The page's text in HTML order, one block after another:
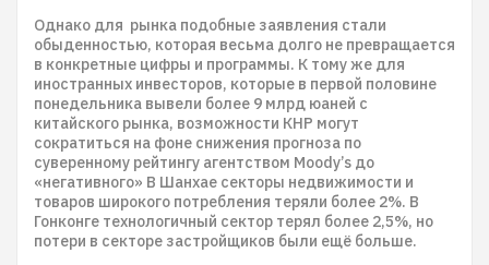
Однако для рынка подобные заявления стали
обыденностью, которая весьма долго не превращается
в конкретные цифры и программы. К тому же для
иностранных инвесторов, которые в первой половине
понедельника вывели более 9 млрд юаней с
китайского рынка, возможности КНР могут
сократиться на фоне снижения прогноза по
суверенному рейтингу агентством Moody’s до
«негативного» В Шанхае секторы недвижимости и
товаров широкого потребления теряли более 2%. В
Гонконге технологичный сектор терял более 2,5%, но
потери в секторе застройщиков были ещё больше.